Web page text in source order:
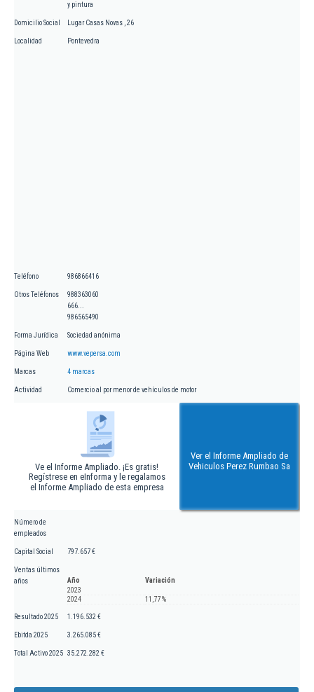
y pintura
Domicilio Social Lugar Casas Novas , 26
Localidad Pontevedra
Teléfono 986866416
Otros Teléfonos
988363060
666...
986565490
Forma Jurídica Sociedad anónima
Página Web www.vepersa.com
Marcas 4 marcas
Actividad Comercio al por menor de vehículos de motor
Ve el Informe Ampliado. ¡Es gratis!
Regístrese en eInforma y le regalamos
el Informe Ampliado de esta empresa
Ver el Informe Ampliado de
Vehiculos Perez Rumbao Sa
Número de
empleados
Capital Social 797.657 €
Ventas últimos
años
Año
Variación
2023
2024
11,77 %
Resultado 2025 1.196.532 €
Ebitda 2025 3.265.085 €
Total Activo 2025 35.272.282 €